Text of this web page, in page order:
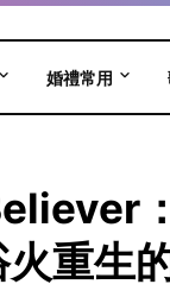
婚禮常用
重生的